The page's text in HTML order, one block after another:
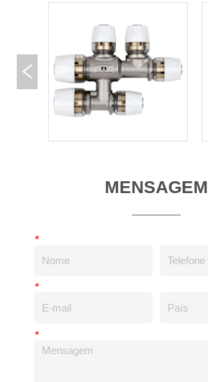
MENSAGEM
*
*
*